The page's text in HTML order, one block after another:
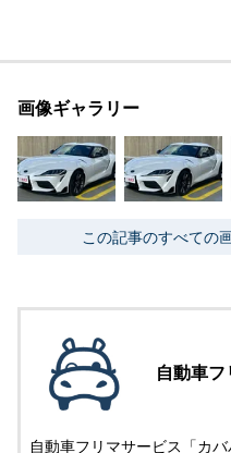
画像ギャラリー
この記事のすべての
自動車フ
自動車フリマサービス「カ